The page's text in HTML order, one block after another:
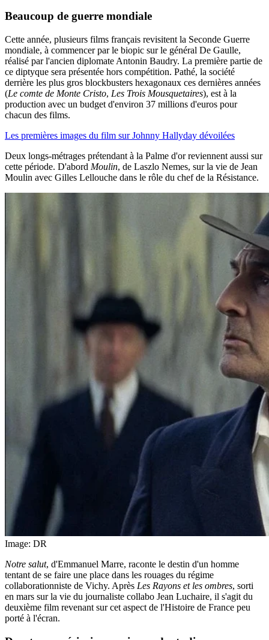
Beaucoup de guerre mondiale
Cette année, plusieurs films français revisitent la Seconde Guerre
mondiale, à commencer par le biopic sur le général De Gaulle,
réalisé par l'ancien diplomate Antonin Baudry. La première partie de
ce diptyque sera présentée hors compétition. Pathé, la société
derrière les plus gros blockbusters hexagonaux ces dernières années
(Le comte de Monte Cristo, Les Trois Mousquetaires), est à la
production avec un budget d'environ 37 millions d'euros pour
chacun des films.
Les premières images du film sur Johnny Hallyday dévoilées
Deux longs-métrages prétendant à la Palme d'or reviennent aussi sur
cette période. D'abord Moulin, de Laszlo Nemes, sur la vie de Jean
Moulin avec Gilles Lellouche dans le rôle du chef de la Résistance.
Image: DR
Notre salut, d'Emmanuel Marre, raconte le destin d'un homme
tentant de se faire une place dans les rouages du régime
collaborationniste de Vichy. Après Les Rayons et les ombres, sorti
en mars sur la vie du journaliste collabo Jean Luchaire, il s'agit du
deuxième film revenant sur cet aspect de l'Histoire de France peu
porté à l'écran.